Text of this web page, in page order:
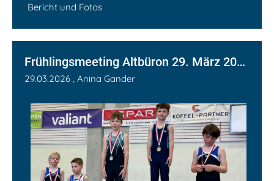
Bericht und Fotos
Frühlingsmeeting Altbüron 29. März 2026 (TI K4 / TU K1-K4)
29.03.2026 , Anina Gander